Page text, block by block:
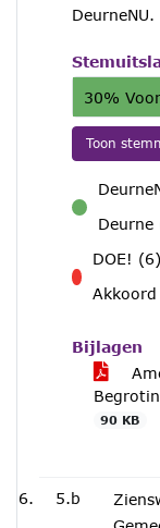
DeurneNU.
30% Voor
Toon
voorDeurne
tegen
DOE!
Bijlagen
90 KB
5.b